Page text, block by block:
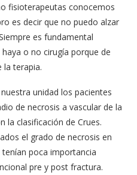
fisioterapeutas conocemos
es decir que no puedo alzar
es fundamental
o no cirugía porque de
la terapia.
unidad los pacientes
de necrosis a vascular de la
la clasificación de Crues.
el grado de necrosis en
poca importancia
pre y post fractura.